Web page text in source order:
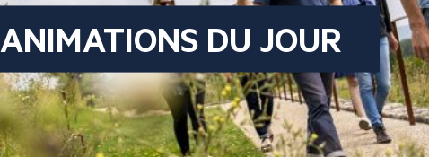
ANIMATIONS DU JOUR